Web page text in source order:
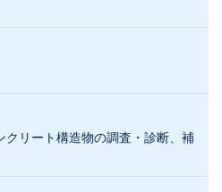
クリート構造物の調査・診断、補